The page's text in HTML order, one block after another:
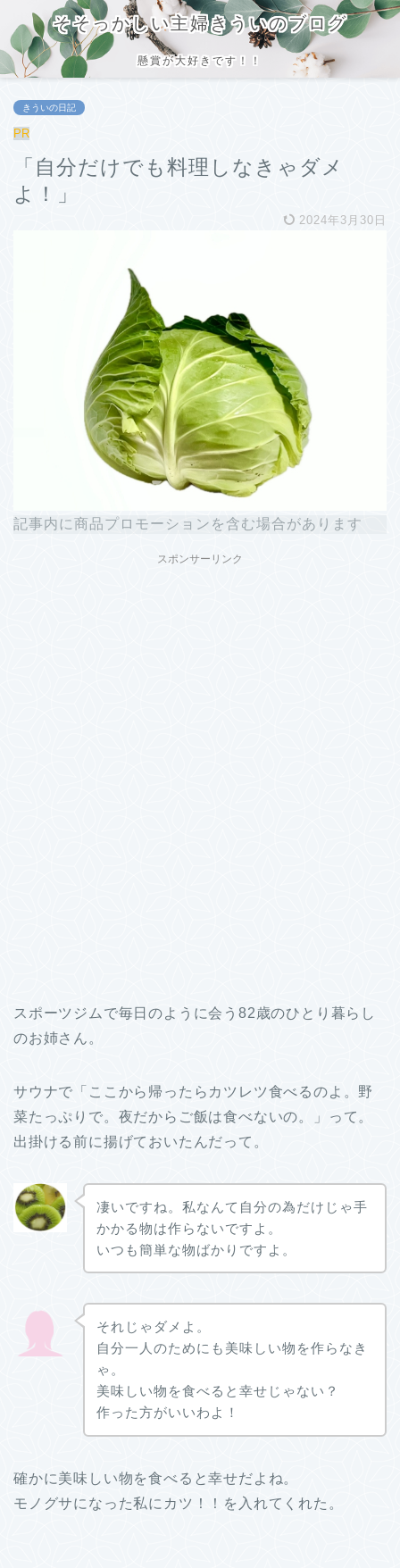
そそっかしい主婦きういのブログ
懸賞が大好きです！！
きういの日記
PR
「自分だけでも料理しなきゃダメ
よ！」
2024年3月30日
記事内に商品プロモーションを含む場合があります
スポンサーリンク
スポーツジムで毎日のように会う82歳のひとり暮らし
のお姉さん。
サウナで「ここから帰ったらカツレツ食べるのよ。野
菜たっぷりで。夜だからご飯は食べないの。」って。
出掛ける前に揚げておいたんだって。
凄いですね。私なんて自分の為だけじゃ手
かかる物は作らないですよ。
いつも簡単な物ばかりですよ。
それじゃダメよ。
自分一人のためにも美味しい物を作らなき
ゃ。
美味しい物を食べると幸せじゃない？
作った方がいいわよ！
確かに美味しい物を食べると幸せだよね。
モノグサになった私にカツ！！を入れてくれた。